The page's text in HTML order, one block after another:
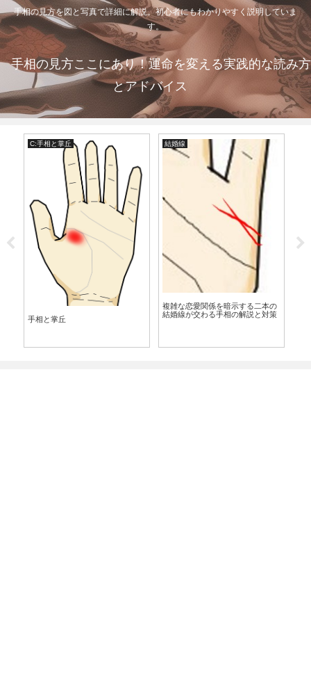
手相の見方を図と写真で詳細に解説。初心者にもわかりやすく説明していま
す。
手相の見方ここにあり！運命を変える実践的な読み方
とアドバイス
C:手相と掌丘
手相と掌丘
結婚線
複雑な恋愛関係を暗示する二本の
結婚線が交わる手相の解説と対策